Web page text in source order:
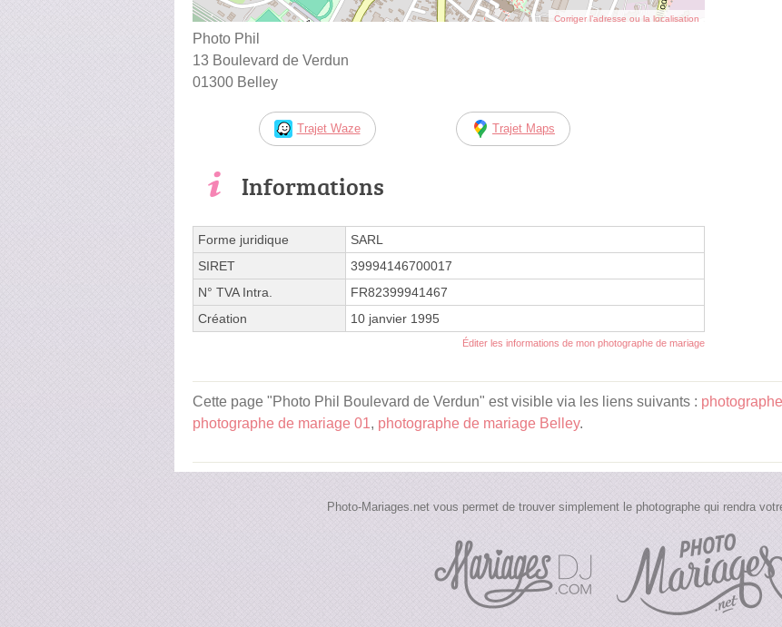
Corriger l’adresse ou la localisation
Photo Phil
13 Boulevard de Verdun
01300 Belley
Trajet Waze Trajet Maps
Informations
Forme juridique
SARL
SIRET
39994146700017
N° TVA Intra.
FR82399941467
Création
10 janvier 1995
Éditer les informations de mon photographe de mariage
Cette page "Photo Phil Boulevard de Verdun" est visible via les liens suivants :
photographe de mariage 01, photographe de mariage Belley.
Photo-Mariages.net vous permet de trouver simplement le photographe qui rendra